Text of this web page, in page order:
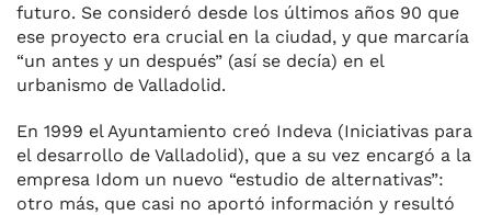
futuro. Se consideró desde los últimos años 90 que
ese proyecto era crucial en la ciudad, y que marcaría
“un antes y un después” (así se decía) en el
urbanismo de Valladolid.
En 1999 el Ayuntamiento creó Indeva (Iniciativas para
el desarrollo de Valladolid), que a su vez encargó a la
empresa Idom un nuevo “estudio de alternativas”:
otro más, que casi no aportó información y resultó